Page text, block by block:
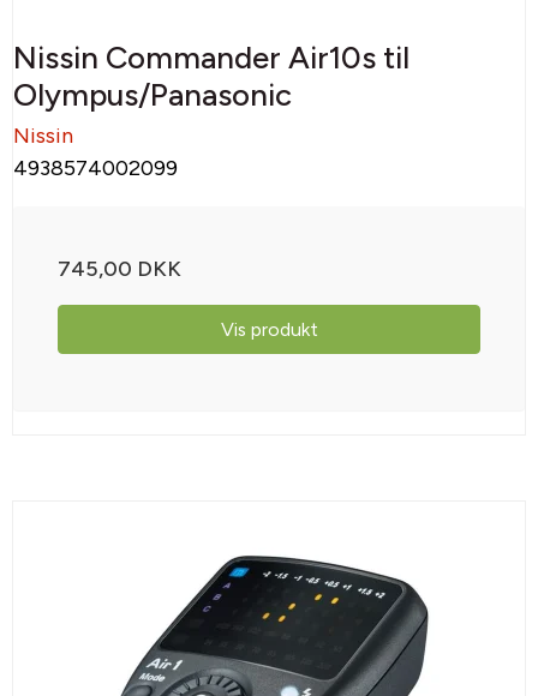
Nissin Commander Air10s til
Olympus/Panasonic
Nissin
4938574002099
745,00 DKK
Vis produkt